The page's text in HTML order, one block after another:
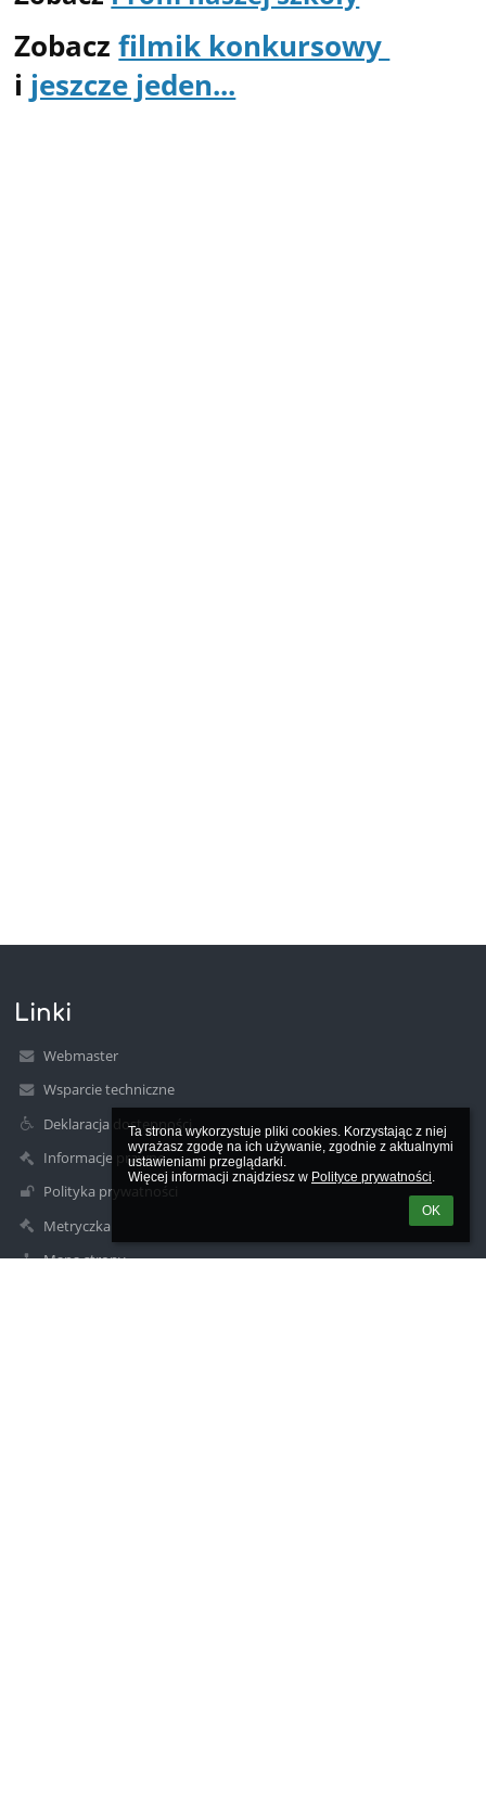
Ta strona wykorzystuje pliki cookies. Korzystając z niej
wyrażasz zgodę na ich używanie, zgodnie z aktualnymi
ustawieniami przeglądarki.
Więcej informacji znajdziesz w Polityce prywatności.
OK
Zobaczfilmik konkursowy
i jeszcze jeden...
Linki
Webmaster
Wsparcie techniczne
Deklaracja dostępności
Informacje prawne
Polityka prywatności
Metryczka
Mapa strony